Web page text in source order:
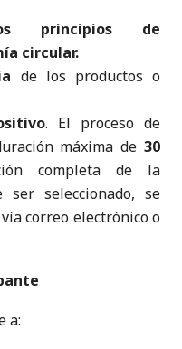
principios de
circular.
de los productos o
. El proceso de
máxima de 30
completa de la
ser seleccionado, se
correo electrónico o
a: